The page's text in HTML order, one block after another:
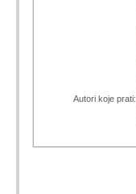
Autori koje prati: